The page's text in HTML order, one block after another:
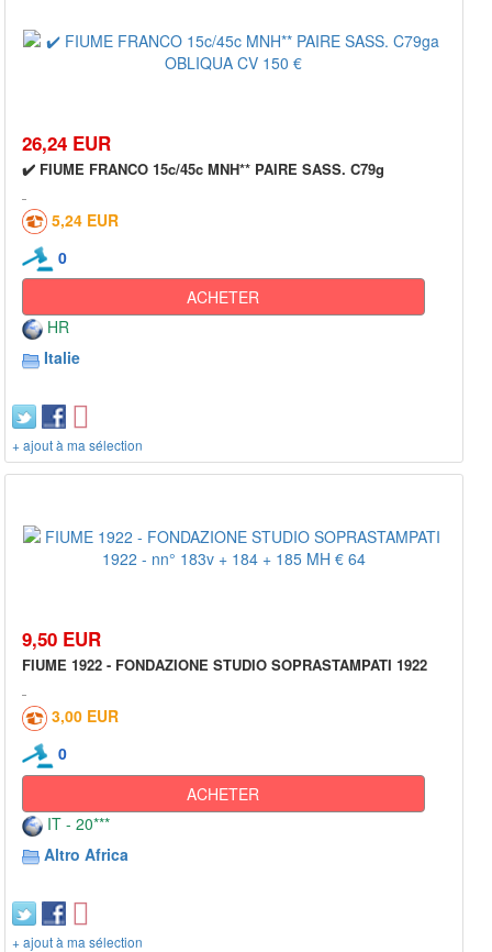
26,24 EUR
✔️ FIUME FRANCO 15c/45c MNH** PAIRE SASS. C79g
5,24 EUR
0
ACHETER
HR
Italie
+ ajout à ma sélection
9,50 EUR
FIUME 1922 - FONDAZIONE STUDIO SOPRASTAMPATI 1922
3,00 EUR
0
ACHETER
IT - 20***
Altro Africa
+ ajout à ma sélection